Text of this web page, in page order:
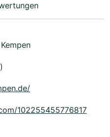
102255455776817